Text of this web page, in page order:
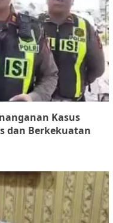
Kasus
dan Berkekuatan